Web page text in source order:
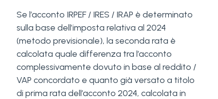
Se l’acconto IRPEF / IRES / IRAP è determinato
sulla base dell’imposta relativa al 2024
(metodo previsionale), la seconda rata è
calcolata quale differenza tra l’acconto
complessivamente dovuto in base al reddito /
VAP concordato e quanto già versato a titolo
di prima rata dell’acconto 2024, calcolata in